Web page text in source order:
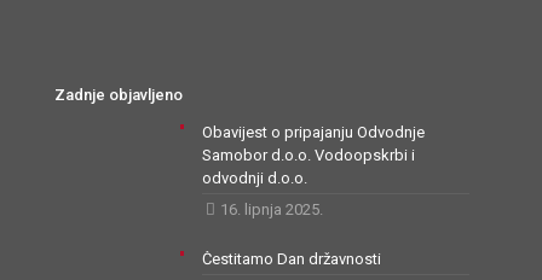
Zadnje objavljeno
Obavijest o pripajanju Odvodnje
Samobor d.o.o. Vodoopskrbi i
odvodnji d.o.o.
16. lipnja 2025.
Čestitamo Dan državnosti